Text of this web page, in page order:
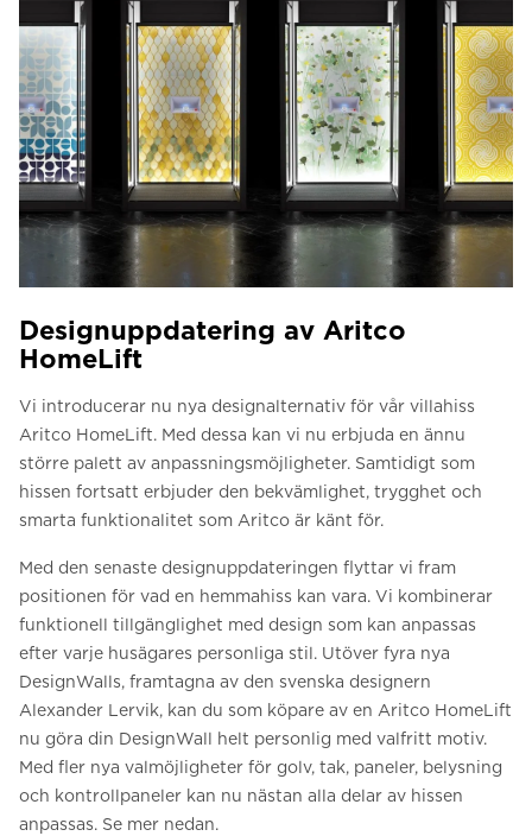
SV
Designuppdatering av Aritco
HomeLift
Vi introducerar nu nya designalternativ för vår villahiss
Aritco HomeLift. Med dessa kan vi nu erbjuda en ännu
större palett av anpassningsmöjligheter. Samtidigt som
hissen fortsatt erbjuder den bekvämlighet, trygghet och
smarta funktionalitet som Aritco är känt för.
Med den senaste designuppdateringen flyttar vi fram
positionen för vad en hemmahiss kan vara. Vi kombinerar
funktionell tillgänglighet med design som kan anpassas
efter varje husägares personliga stil. Utöver fyra nya
DesignWalls, framtagna av den svenska designern
Alexander Lervik, kan du som köpare av en Aritco HomeLift
nu göra din DesignWall helt personlig med valfritt motiv.
Med fler nya valmöjligheter för golv, tak, paneler, belysning
och kontrollpaneler kan nu nästan alla delar av hissen
anpassas. Se mer nedan.